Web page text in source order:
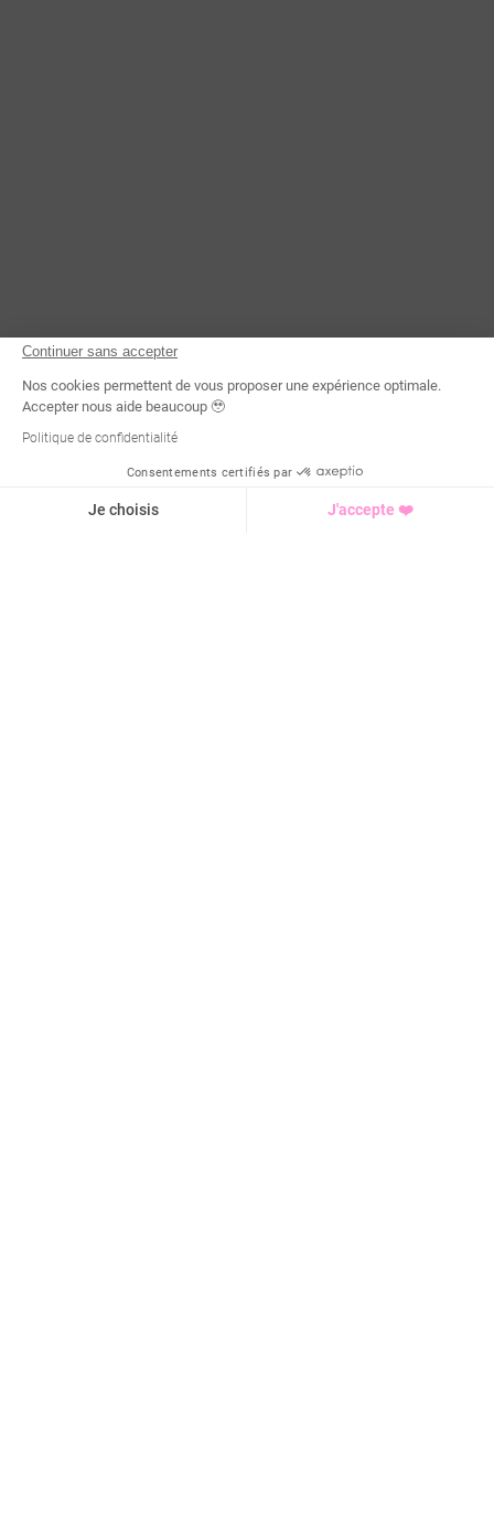
Continuer sans accepter
Nos cookies permettent de vous proposer une expérience optimale.
Accepter nous aide beaucoup 🥹
Politique de confidentialité
Consentements certifiés par
Je choisis J'accepte ❤️